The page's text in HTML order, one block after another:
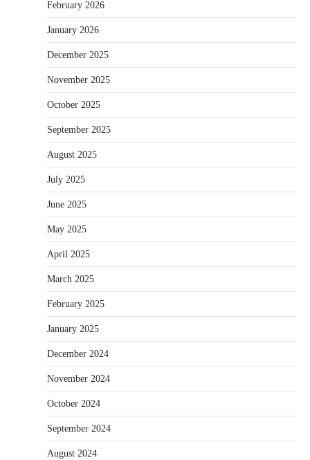
February 2026
January 2026
December 2025
November 2025
October 2025
September 2025
August 2025
July 2025
June 2025
May 2025
April 2025
March 2025
February 2025
January 2025
December 2024
November 2024
October 2024
September 2024
August 2024